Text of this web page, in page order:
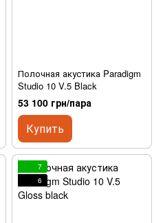
Полочная акустика Paradigm
Studio 10 V.5 Black
53 100 грн/пара
Купить
7
6